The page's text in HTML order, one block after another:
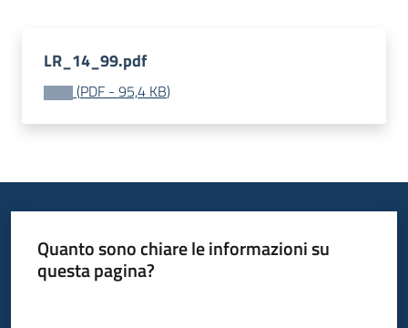
Piani
Programmi
Fondo
sociale
LR_14_99.pdf
(PDF - 95,4 KB)
Quanto sono chiare le informazioni su
questa pagina?